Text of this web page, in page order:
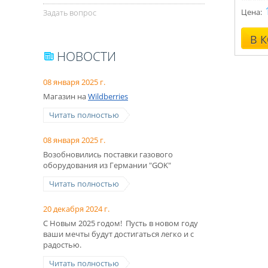
Задать вопрос
НОВОСТИ
08 января 2025 г.
Магазин наWildberries
Читать полностью
08 января 2025 г.
Возобновились поставки газового
оборудования из Германии "GOK"
Читать полностью
20 декабря 2024 г.
С Новым 2025 годом! Пусть в новом году
ваши мечты будут достигаться легко и с
радостью.
Читать полностью
Цена:
В